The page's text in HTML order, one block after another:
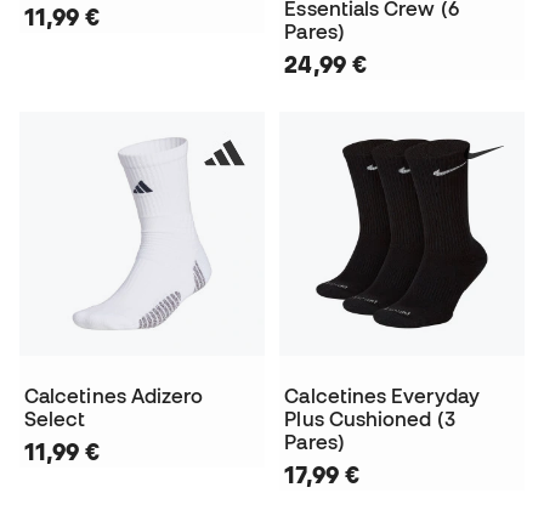
11,99 €
Essentials Crew (6
Pares)
24,99 €
Calcetines Adizero
Select
11,99 €
Calcetines Everyday
Plus Cushioned (3
Pares)
17,99 €